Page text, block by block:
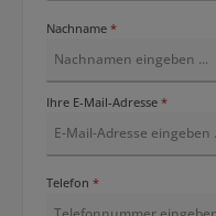
Nachname *
Ihre E-Mail-Adresse *
Telefon *